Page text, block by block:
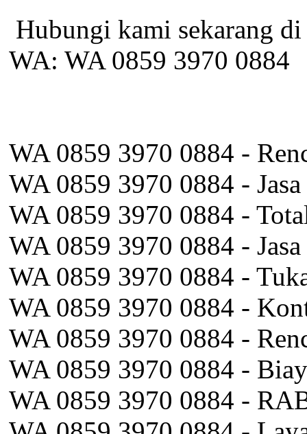
Hubungi kami sekarang
WA: WA 0859 3970 0884
WA 0859 3970 0884 -
WA 0859 3970 0884 -
WA 0859 3970 0884 -
WA 0859 3970 0884 -
WA 0859 3970 0884 -
WA 0859 3970 0884 -
WA 0859 3970 0884 -
WA 0859 3970 0884 -
WA 0859 3970 0884 -